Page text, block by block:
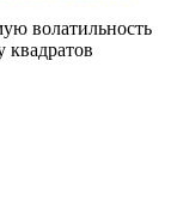
волатильность